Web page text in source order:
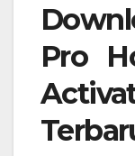
Pro